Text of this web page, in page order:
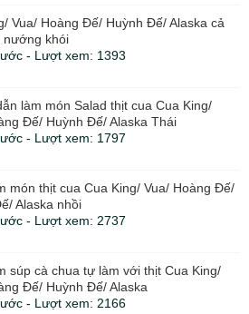
Vua/ Hoàng Đế/ Huỳnh Đế/ Alaska cả
nướng khói
- Lượt xem: 1393
làm món Salad thịt cua Cua King/
Đế/ Huỳnh Đế/ Alaska Thái
- Lượt xem: 1797
món thịt cua Cua King/ Vua/ Hoàng Đế/
Alaska nhồi
- Lượt xem: 2737
súp cà chua tự làm với thịt Cua King/
Đế/ Huỳnh Đế/ Alaska
- Lượt xem: 2166